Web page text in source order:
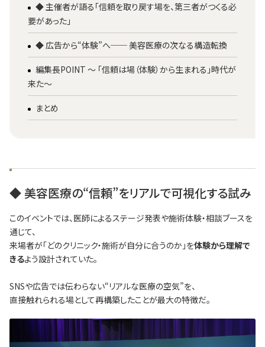
◆ 主催者が語る「信頼を取り戻す場を、第三者がつくる必
要があった」
◆ 広告から“体験”へ── 美容医療の次なる構造転換
編集長POINT ～ 「信頼は場（体験）から生まれる」時代が
来た～
まとめ
◆ 美容医療の“信頼”をリアルで可視化する試み
このイベントでは、医師によるステージ発表や施術体験・相談ブースを
通じて、
来場者が「どのクリニック・施術が自分に合うのか」を体験から理解で
きるよう設計されていた。
SNSや広告では伝わらない“リアルな医療の空気”を、
直接触れられる場として再構築したことが最大の特徴だ。